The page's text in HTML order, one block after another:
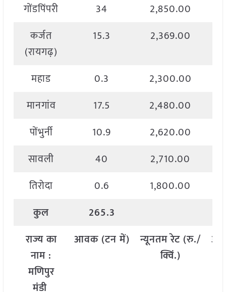
गोंडपिंपरी
34 2,850.00
कर्जत
(रायगढ़)
15.3 2,369.00
महाड 0.3 2,300.00
मानगांव
17.5 2,480.00
पोंभुर्नी
10.9
2,620.00
सावली
40 2,710.00
तिरोदा
0.6
1,800.00
कुल
265.3
राज्यका
नाम :
मणिपुर
मंडी
आवक (टनमें) न्यूनतमरेट (रु./
क्विं.)